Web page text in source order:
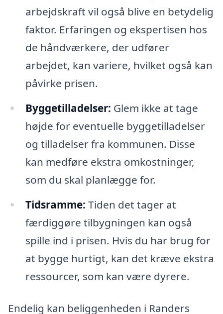
arbejdskraft vil også blive en betydelig
faktor. Erfaringen og ekspertisen hos
de håndværkere, der udfører
arbejdet, kan variere, hvilket også kan
påvirke prisen.
Byggetilladelser: Glem ikke at tage
højde for eventuelle byggetilladelser
og tilladelser fra kommunen. Disse
kan medføre ekstra omkostninger,
som du skal planlægge for.
Tidsramme: Tiden det tager at
færdiggøre tilbygningen kan også
spille ind i prisen. Hvis du har brug for
at bygge hurtigt, kan det kræve ekstra
ressourcer, som kan være dyrere.
Endelig kan beliggenheden i Randers